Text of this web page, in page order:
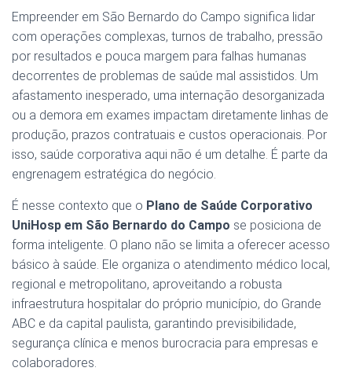
Empreender em São Bernardo do Campo significa lidar
com operações complexas, turnos de trabalho, pressão
por resultados e pouca margem para falhas humanas
decorrentes de problemas de saúde mal assistidos. Um
afastamento inesperado, uma internação desorganizada
ou a demora em exames impactam diretamente linhas de
produção, prazos contratuais e custos operacionais. Por
isso, saúde corporativa aqui não é um detalhe. É parte da
engrenagem estratégica do negócio.
É nesse contexto que o Plano de Saúde Corporativo
UniHosp em São Bernardo do Campo se posiciona de
forma inteligente. O plano não se limita a oferecer acesso
básico à saúde. Ele organiza o atendimento médico local,
regional e metropolitano, aproveitando a robusta
infraestrutura hospitalar do próprio município, do Grande
ABC e da capital paulista, garantindo previsibilidade,
segurança clínica e menos burocracia para empresas e
colaboradores.